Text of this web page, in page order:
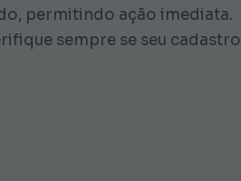
permitindo ação imediata.
sempre se seu cadastro